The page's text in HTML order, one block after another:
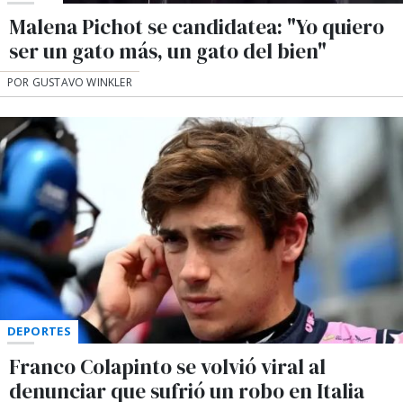
Malena Pichot se candidatea: "Yo quiero
ser un gato más, un gato del bien"
POR GUSTAVO WINKLER
DEPORTES
Franco Colapinto se volvió viral al
denunciar que sufrió un robo en Italia